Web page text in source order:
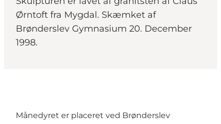
Ørntoft fra Mygdal. Skæmket af
Brønderslev Gymnasium 20. December
1998.
Månedyret er placeret ved Brønderslev